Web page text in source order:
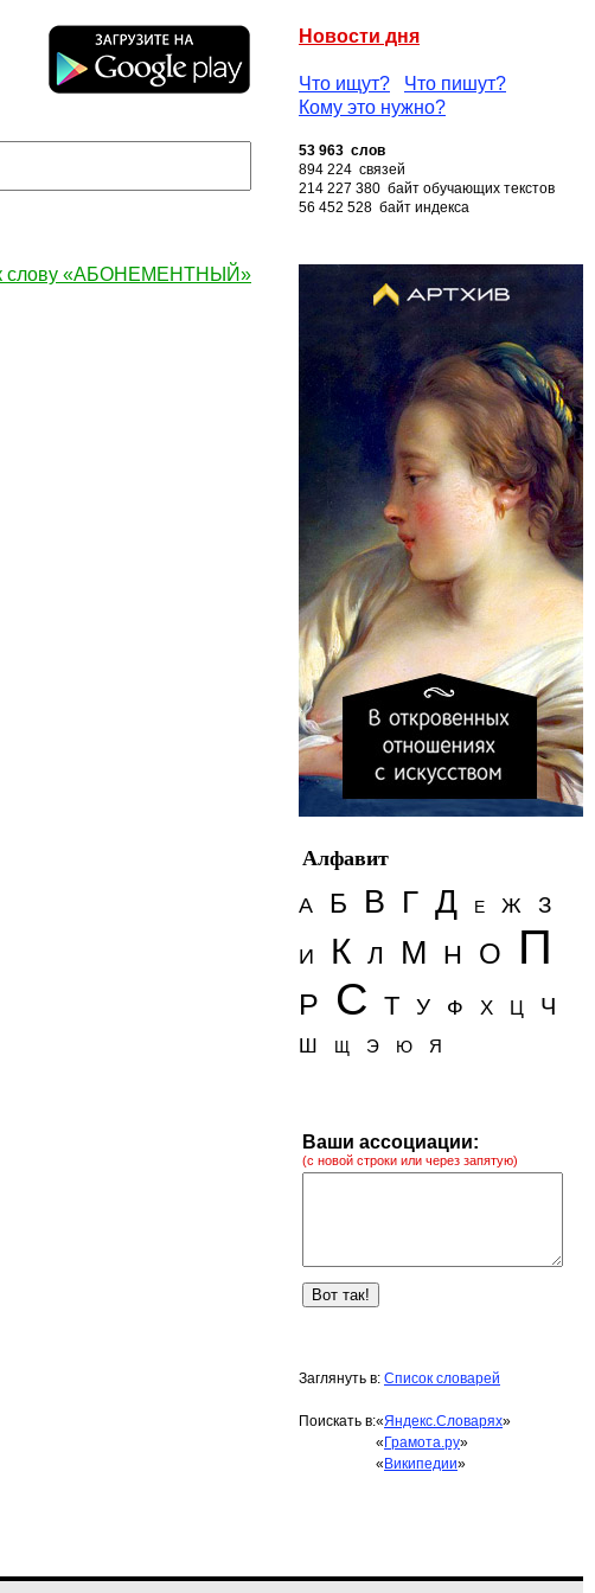
Новости дня
Что ищут?
Что пишут?
Кому это нужно?
53 963 слов
894 224 связей
214 227 380 байт обучающих текстов
56 452 528 байт индекса
слову «АБОНЕМЕНТНЫЙ»
Алфавит
А
Б В Г Д Е Ж З
И К Л М Н О П
Р С Т У Ф Х Ц Ч
Ш Щ Э Ю Я
Ваши ассоциации:
(с новой строки или через запятую)
Заглянуть в: Список словарей
Поискать в:«Яндекс.Словарях»
« Грамота.ру»
« Википедии»